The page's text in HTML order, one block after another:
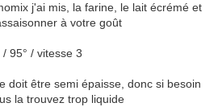
j'ai mis, la farine, le lait écrémé et
à votre goût
95° / vitesse 3
doit être semi épaisse, donc si besoin
la trouvez trop liquide